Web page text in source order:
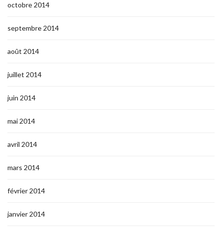
octobre 2014
septembre 2014
août 2014
juillet 2014
juin 2014
mai 2014
avril 2014
mars 2014
février 2014
janvier 2014